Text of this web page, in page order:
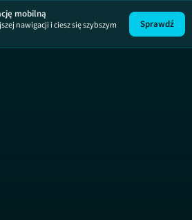
mobilną
nawigacji i ciesz się szybszym
Sprawdź